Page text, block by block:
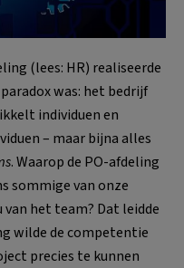
(lees: HR) realiseerde
was: het bedrijf
individuen en
– maar bijna alles
. Waarop de PO-afdeling
sommige van onze
het team? Dat leidde
wilde de competentie
precies te kunnen